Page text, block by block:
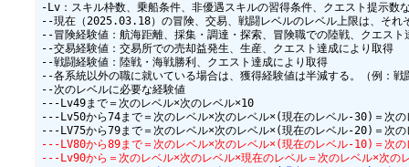
-Lv：スキル枠数、乗船条件、非優遇スキルの習得条件、クエスト提示数
--現在（2025.03.18）の冒険、交易、戦闘レベルのレベル上限は、
--冒険経験値：航海距離、採集・調達・探索、冒険職での陸戦、クエス
--交易経験値：交易所での売却益発生、生産、クエスト達成により取得
--戦闘経験値：陸戦・海戦勝利、クエスト達成により取得
--各系統以外の職に就いている場合は、獲得経験値は半減する。（例：
--次のレベルに必要な経験値
---Lv49まで＝次のレベル×次のレベル×10
---Lv50から74まで＝次のレベル×次のレベル×(現在のレベル-30)＝次
---LV80から89まで＝次のレベル×次のレベル×(現在のレベル-10)＝次
---Lv90から＝次のレベル×次のレベル×現在のレベル＝次のレベル×次